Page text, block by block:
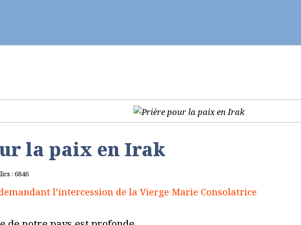
la paix en Irak
: 6846
l’intercession de la Vierge Marie Consolatrice